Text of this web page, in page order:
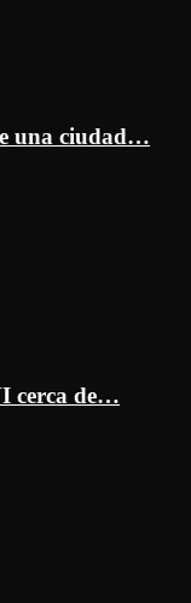
una ciudad…
cerca de…